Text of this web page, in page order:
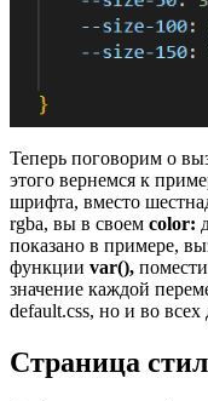
Теперь поговорим о
этого вернемся к
шрифта, вместо
rgba, вы в своем color:
показано в примере,
функции var(),
значение каждой
default.css, но и во
Страница